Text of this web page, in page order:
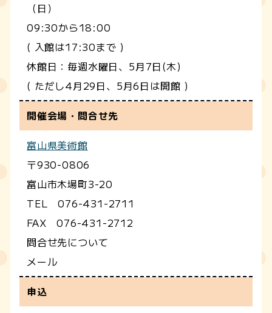
（日）
09:30から18:00
( 入館は17:30まで )
休館日：毎週水曜日、5月7日(木)
( ただし4月29日、5月6日は開館 )
開催会場・問合せ先
富山県美術館
〒930-0806
富山市木場町3-20
TEL 076-431-2711
FAX 076-431-2712
問合せ先について
メール
申込